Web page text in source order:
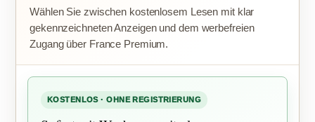
Wählen Sie zwischen kostenlosem Lesen mit klar
gekennzeichneten Anzeigen und dem werbefreien
Zugang über France Premium.
KOSTENLOS · OHNE REGISTRIERUNG